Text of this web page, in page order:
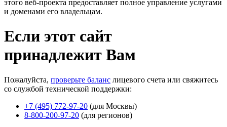
этого веб-проекта предоставляет полное управление услугами
и доменами его владельцам.
Если этот сайт
принадлежит Вам
Пожалуйста, проверьте баланс лицевого счета или свяжитесь
со службой технической поддержки:
+7 (495) 772-97-20 (для Москвы)
8-800-200-97-20 (для регионов)